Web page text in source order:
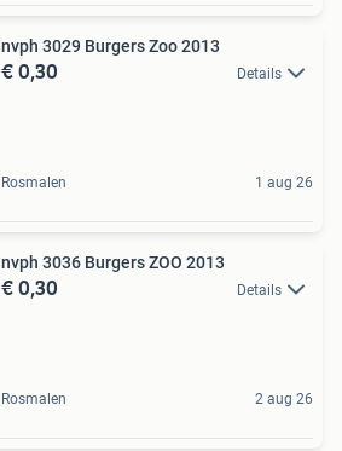
nvph 3029 Burgers Zoo 2013
€ 0,30 Details
Rosmalen 1 aug 26
nvph 3036 Burgers ZOO 2013
€ 0,30 Details
Rosmalen 2 aug 26